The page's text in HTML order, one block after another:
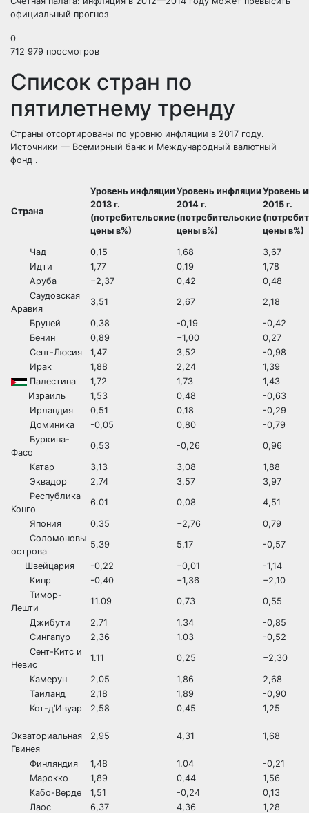
официальный прогноз
0
712 979 просмотров
Список стран по
пятилетнему тренду
Страны отсортированы по уровню инфляции в 2017 году.
Источники — Всемирный банк и Международный валютный
фонд .
Страна
Уровень инфляции
2013 г.
(потребительские
цены в%)
Уровень инфляции
2014 г.
(потребительские
цены в%)
Уровень
2015 г.
цены в%)
Чад 0,15 1,68
3,67
Идти
1,77 0,19
1,78
Аруба
−2,37 0,42
0,48
Саудовская
Аравия
3,51 2,67 2,18
Бруней 0,38 -0,19
-0,42
Бенин
0,89 −1,00
0,27
Сент-Люсия
1,47 3,52
-0,98
Ирак
1,88 2,24
1,39
Палестина
1,72 1,73
1,43
Израиль
1,53 0,48
-0,63
Ирландия
0,51 0,18
-0,29
Доминика
-0,05 0,80
-0,79
Буркина-
Фасо
0,53 -0,26 0,96
Катар 3,13 3,08
1,88
Эквадор
2,74 3,57
3,97
Республика
Конго
6.01 0,08 4,51
Япония 0,35 −2,76
0,79
Соломоновы
острова
5,39 5,17 -0,57
Швейцария -0,22 −0,01
-1,14
Кипр
-0,40 −1,36
−2,10
Тимор-
Лешти
11.09 0,73 0,55
Джибути 2,71 1,34
-0,85
Сингапур
2,36 1.03
-0,52
Сент-Китс и
Невис
1.11 0,25 −2,30
Камерун 2,05 1,86
2,68
Таиланд
2,18 1,89
-0,90
Кот-д’Ивуар
2,58 0,45 1,25
Экваториальная
Гвинея
2,95 4,31 1,68
Финляндия 1,48 1.04
-0,21
Марокко
1,89 0,44
1,56
Кабо-Верде
1,51 -0,24
0,13
Лаос
6,37 4,36
1,28